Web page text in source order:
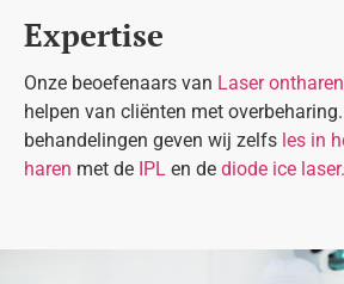
Expertise
Onze beoefenaars van Laser ontharen
helpen van cliënten met
behandelingen geven wij zelfs les in
haren met de IPL en de diode ice laser.